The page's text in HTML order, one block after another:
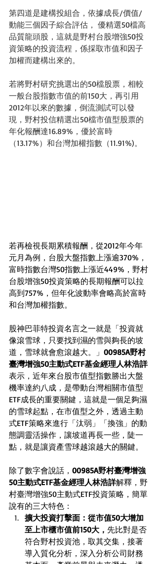
第四道是建構投組合，依據成長/價值/
動能三個因子綜合評估， 優精選50檔高
品質龍頭股，這就是野村台股增強50投
資策略的投資流程，係採取市值和因子
加權而建構出來的。
若將野村研究挑選出的50檔股票，相較
一般台股指數市值的前150大，再引用
2012年以來的數據，倒流測試可以發
現，野村投信精選出50檔市值型股票的
年化報酬達16.89%，優於富時
（13.17%）和台灣加權指數（11.91%)。
若再檢視長期累積報酬，從2012年今年
元月為例，台股大盤指數上漲逾370%，
富時指數台灣50指數上漲近449%，野村
台股增強50投資策略的長期報酬可以拉
高到757%，但年化波動率會略高於富時
和台灣加權指數。
股神巴菲特投資名言之一就是「投資就
像滾雪球，只要找到濕的雪與夠長的坡
道，雪球就會愈滾越大。」 00985A野村
臺灣增強50主動式ETF基金經理人林浩詳
表示，近年來台股市值型指數勝出大盤
機率達約八成，是帶動台灣相關市值型
ETF成長的重要關鍵，這就是一個足夠濕
的雪球起點，在市值型之外，透過主動
式ETF策略來進行「汰弱」「換強」的動
態調靈活操作，讓坡道再長一些，陡一
點，就是讓資產雪球越滾越大的關鍵。
除了數字會說話， 00985A野村臺灣增強
50主動式ETF基金經理人林浩詳解釋，野
村臺灣增強50主動式ETF投資策略，簡單
說有的三大特色：
擴大投資打擊面：從市值50大增加
至上市櫃市值前150大， 先比對是否
符合野村投資池，取其交集，接著
導入質化分析，深入分析公司財務